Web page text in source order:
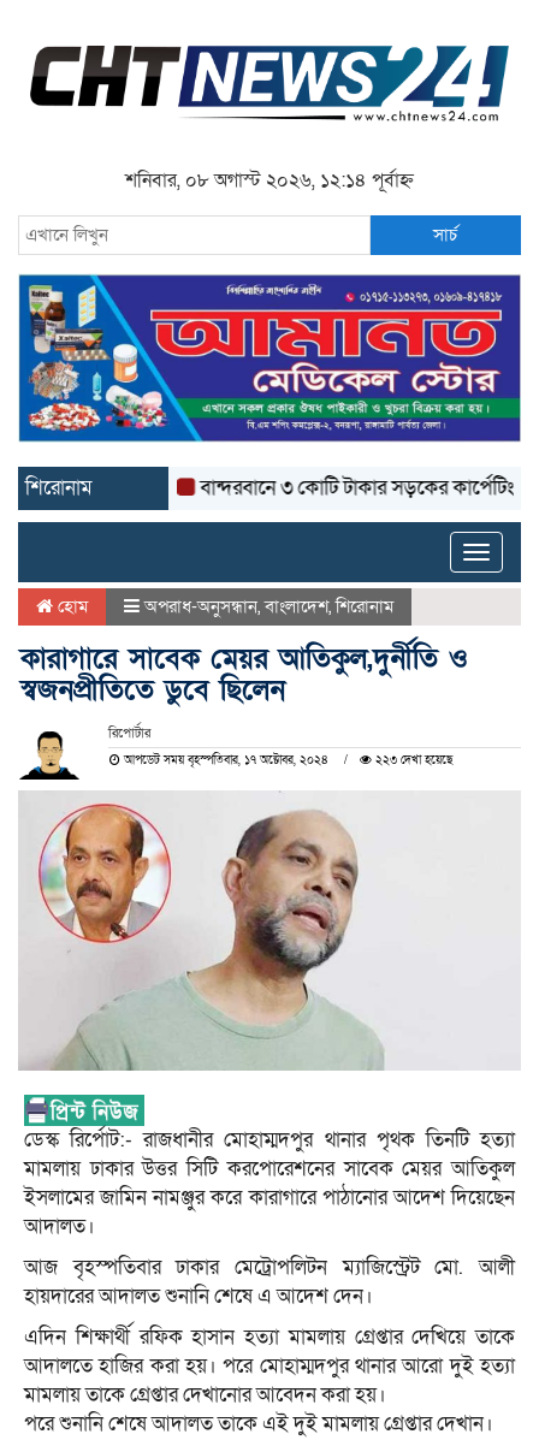
শনিবার, ০৮ অগাস্ট ২০২৬, ১২:১৪ পূর্বাহ্ন
সার্চ
শিরোনাম বান্দরবানে ৩ কোটি টাকার সড়কের কার্পেটিং উঠে
Toggle
হোম অপরাধ-অনুসন্ধান,বাংলাদেশ,শিরোনাম
কারাগারে সাবেক মেয়র আতিকুল,দুর্নীতি ও
স্বজনপ্রীতিতে ডুবে ছিলেন
রিপোর্টার
আপডেট সময় বৃহস্পতিবার, ১৭ অক্টোবর, ২০২৪ ২২৩ দেখা হয়েছে
ডেস্ক রির্পোট:- রাজধানীর মোহাম্মদপুর থানার পৃথক তিনটি হত্যা
মামলায় ঢাকার উত্তর সিটি করপোরেশনের সাবেক মেয়র আতিকুল
ইসলামের জামিন নামঞ্জুর করে কারাগারে পাঠানোর আদেশ দিয়েছেন
আদালত।
আজ বৃহস্পতিবার ঢাকার মেট্রোপলিটন ম্যাজিস্ট্রেট মো. আলী
হায়দারের আদালত শুনানি শেষে এ আদেশ দেন।
এদিন শিক্ষার্থী রফিক হাসান হত্যা মামলায় গ্রেপ্তার দেখিয়ে তাকে
আদালতে হাজির করা হয়। পরে মোহাম্মদপুর থানার আরো দুই হত্যা
মামলায় তাকে গ্রেপ্তার দেখানোর আবেদন করা হয়।
পরে শুনানি শেষে আদালত তাকে এই দুই মামলায় গ্রেপ্তার দেখান।